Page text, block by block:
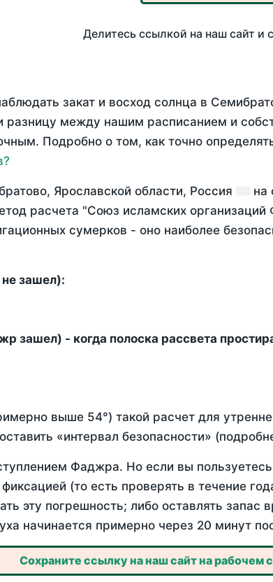
Делитесь ссылкой на наш сайт и
закат и восход солнца в
разницу между нашим расписанием и
Подробно о том, как точно
Ярославской области, Россия на
расчета "Союз исламских
сумерков - оно наиболее
зашел):
зашел) - когда полоска рассвета
выше 54°) такой расчет для
«интервал безопасности»
Фаджра. Но если вы
(то есть проверять в течение
эту погрешность; либо оставлять
начинается примерно через 20 минут
Сохраните ссылку на наш сайт на рабочем